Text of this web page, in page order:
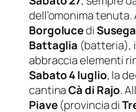
dell’omonima
Borgolucedi
Battaglia (batteria),
abbraccia elementi
Sabato 4 luglio, la
cantinaCà di Rajo.
Piave(provincia di